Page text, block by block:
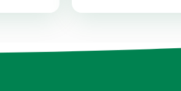
hạng4.4